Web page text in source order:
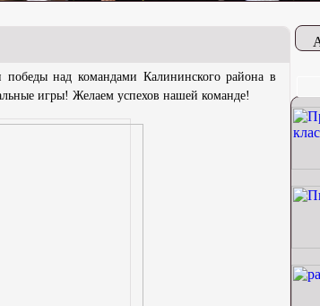
над командами Калининского района в
игры! Желаем успехов нашей команде!